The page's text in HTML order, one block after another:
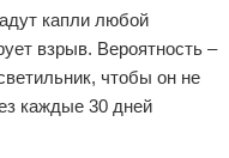
капли любой
взрыв. Вероятность –
чтобы он не
каждые 30 дней